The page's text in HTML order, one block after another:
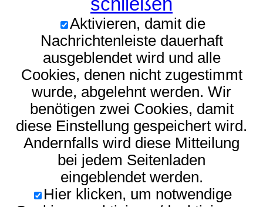
Aktivieren, damit die
Nachrichtenleiste dauerhaft
ausgeblendet wird und alle
Cookies, denen nicht zugestimmt
wurde, abgelehnt werden. Wir
benötigen zwei Cookies, damit
diese Einstellung gespeichert wird.
Andernfalls wird diese Mitteilung
bei jedem Seitenladen
eingeblendet werden.
Hier klicken, um notwendige